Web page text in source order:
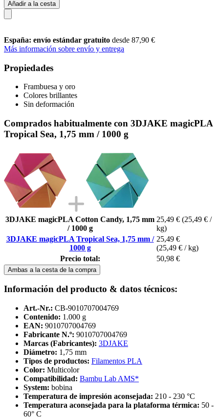
Añadir a la cesta
España: envío estándar gratuito desde 87,90 €
Más información sobre envío y entrega
Propiedades
Frambuesa y oro
Colores brillantes
Sin deformación
Comprados habitualmente con 3DJAKE magicPLA
Tropical Sea, 1,75 mm / 1000 g
3DJAKE magicPLA Cotton Candy, 1,75 mm
/ 1000 g
25,49 € (25,49 € /
kg)
3DJAKE magicPLA Tropical Sea, 1,75 mm /
1000 g
25,49 €
(25,49 € / kg)
Precio total:
50,98 €
Ambas a la cesta de la compra
Información del producto & datos técnicos:
Art.-Nr.: CB-9010707004769
Contenido: 1.000 g
EAN: 9010707004769
Fabricante N.º: 9010707004769
Marcas (Fabricantes): 3DJAKE
Diámetro: 1,75 mm
Tipos de productos: Filamentos PLA
Color: Multicolor
Compatibilidad: Bambu Lab AMS*
System: bobina
Temperatura de impresión aconsejada: 210 - 230 °C
Temperatura aconsejada para la plataforma térmica: 50 -
60° C